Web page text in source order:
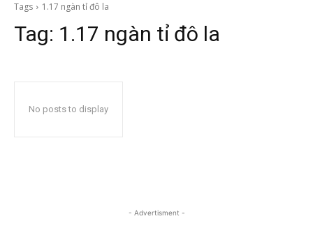
Tags 1.17 ngàn tỉ đô la
Tag: 1.17 ngàn tỉ đô la
No posts to display
- Advertisment -